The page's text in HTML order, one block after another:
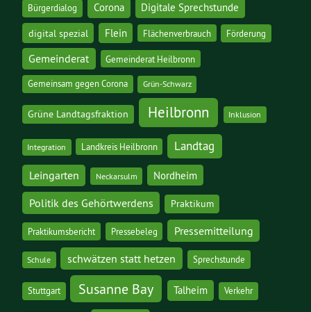
Bürgerdialog Corona Digitale Sprechstunde
digital spezial Flein Flächenverbrauch Förderung
Gemeinderat Gemeinderat Heilbronn
Gemeinsam gegen Corona Grün-Schwarz
Grüne Landtagsfraktion Heilbronn Inklusion
Integration Landkreis Heilbronn Landtag
Leingarten Neckarsulm Nordheim
Politik des Gehörtwerdens Praktikum
Praktikumsbericht Pressebeleg Pressemitteilung
Schule schwätzen statt hetzen Sprechstunde
Stuttgart Susanne Bay Talheim Verkehr